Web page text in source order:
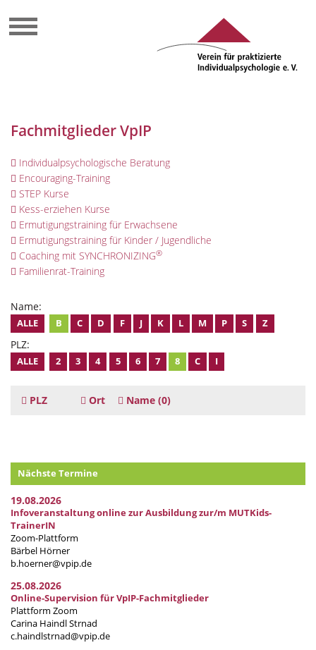
Fachmitglieder VpIP
Individualpsychologische Beratung
Encouraging-Training
STEP Kurse
Kess-erziehen Kurse
Ermutigungstraining für Erwachsene
Ermutigungstraining für Kinder / Jugendliche
Coaching mit SYNCHRONIZING®
Familienrat-Training
Name:
ALLE B C D F J K L M P S Z
PLZ:
ALLE 2 3 4 5 6 7 8 C I
PLZ Ort Name (0)
Nächste Termine
19.08.2026
Infoveranstaltung online zur Ausbildung zur/m MUTKids-
TrainerIN
Zoom-Plattform
Bärbel Hörner
b.hoerner@vpip.de
25.08.2026
Online-Supervision für VpIP-Fachmitglieder
Plattform Zoom
Carina Haindl Strnad
c.haindlstrnad@vpip.de